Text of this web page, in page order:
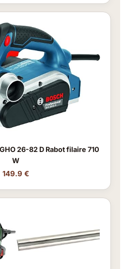
26-82 D Rabot filaire 710
W
149.9 €